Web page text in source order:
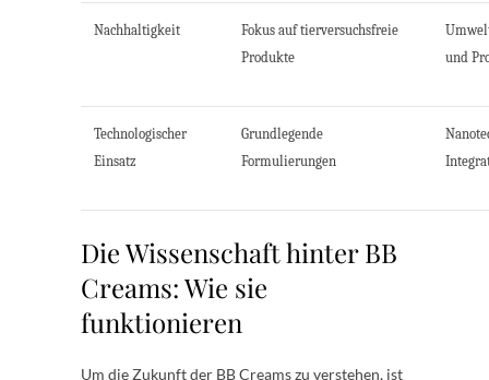
Nachhaltigkeit
Fokus auf tierversuchsfreie
Produkte
und
Technologischer
Einsatz
Grundlegende
Formulierungen
Die Wissenschaft hinter BB
Creams: Wie sie
funktionieren
Um die Zukunft der BB Creams zu verstehen, ist